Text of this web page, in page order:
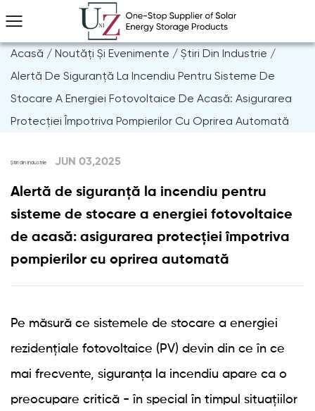
Acasă / Noutăți Și Evenimente / Știri Din Industrie /
Alertă De Siguranță La Incendiu Pentru Sisteme De
Stocare A Energiei Fotovoltaice De Acasă: Asigurarea
Protecției Împotriva Pompierilor Cu Oprirea Automată
Știri din industrie JUN 03,2025
Alertă de siguranță la incendiu pentru
sisteme de stocare a energiei fotovoltaice
de acasă: asigurarea protecției împotriva
pompierilor cu oprirea automată
Pe măsură ce sistemele de stocare a energiei
rezidențiale fotovoltaice (PV) devin din ce în ce
mai frecvente, siguranța la incendiu apare ca o
preocupare critică - în special în timpul situațiilor